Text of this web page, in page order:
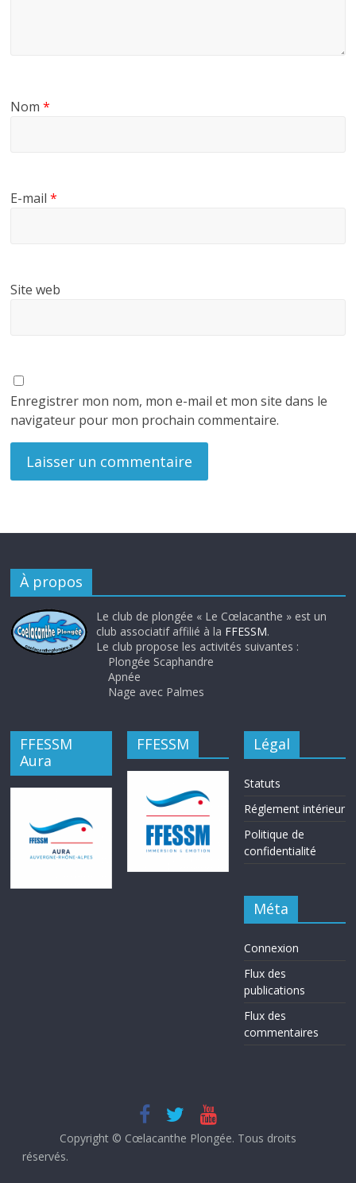
Nom*
E-mail*
Site web
Enregistrer mon nom, mon e-mail et mon site dans le
navigateur pour mon prochain commentaire.
À propos
Le club de plongée « Le Cœlacanthe » est un
club associatif affilié à la FFESSM.
Le club propose les activités suivantes :
Plongée Scaphandre
Apnée
Nage avec Palmes
FFESSM
Aura
FFESSM Légal
Statuts
Réglement intérieur
Politique de
confidentialité
Méta
Connexion
Flux des
publications
Flux des
commentaires